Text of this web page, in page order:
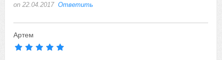
on 22.04.2017 Ответить
Артем